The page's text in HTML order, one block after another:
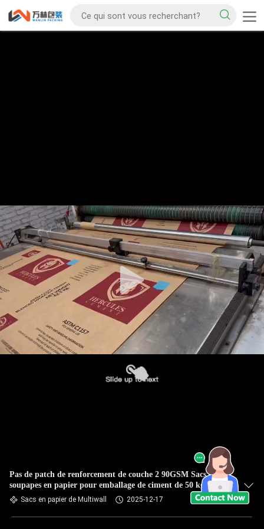
Pas de patch de renforcement de couche 2 90GSM Sacs de
soupapes en papier pour emballage de ciment de 50 kg
Sacs en papier de Multiwall 2025-12-17